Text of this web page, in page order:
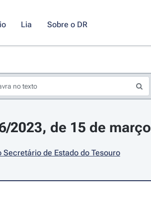
Lia Sobre o DR
2023, de 15 de março
Secretário de Estado do Tesouro